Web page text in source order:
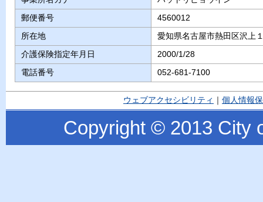
郵便番号 4560012
所在地 愛知県名古屋市熱田区沢上
介護保険指定年月日 2000/1/28
電話番号 052-681-7100
ウェブアクセシビリティ 個人情報
Copyright © 2013 City